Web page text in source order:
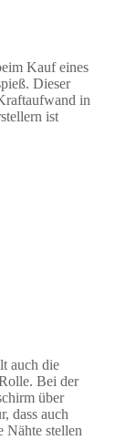
Kauf eines
Dieser
in
ist
auch die
Bei der
über
dass auch
Nähte stellen